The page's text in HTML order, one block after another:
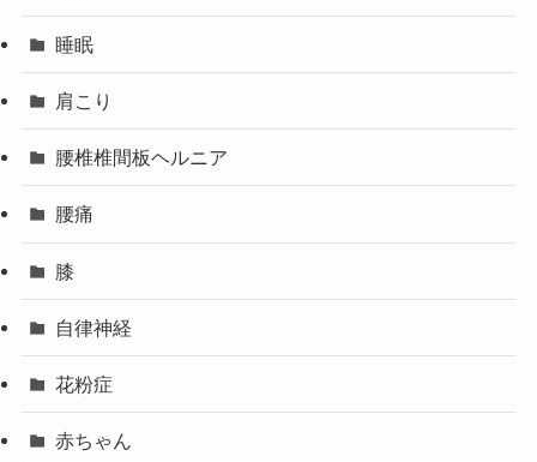
睡眠
肩こり
腰椎椎間板ヘルニア
腰痛
膝
自律神経
花粉症
赤ちゃん